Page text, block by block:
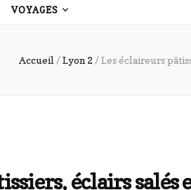
VOYAGES
Accueil /Lyon 2 /Les éclaireurs
éclairs salés